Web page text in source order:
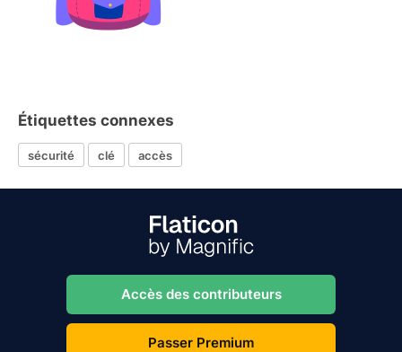
Étiquettes connexes
sécurité clé accès
Accès des contributeurs
Passer Premium